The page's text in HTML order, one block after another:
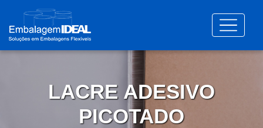
LACRE ADESIVO
PICOTADO